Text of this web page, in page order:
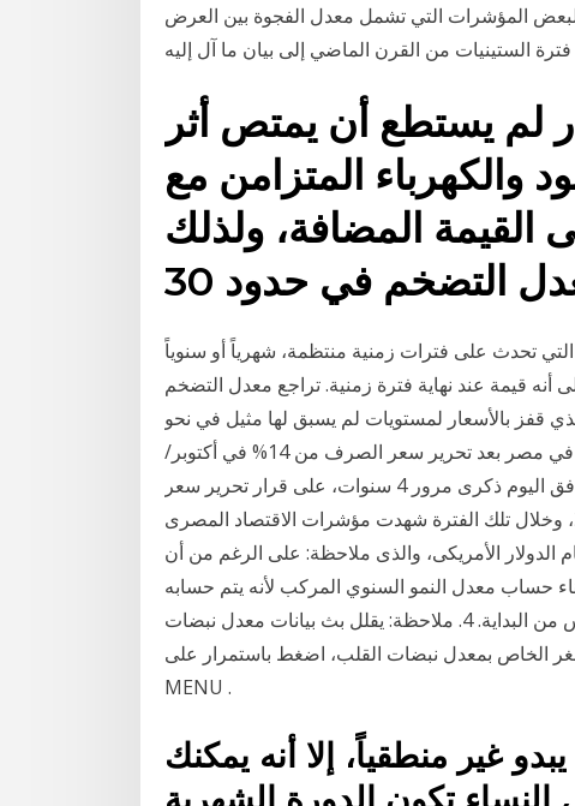
المؤشرات التي تشمل معدل الفجوة بين العرض
الستينيات من القرن الماضي إلى بيان ما آل إليه
لم يستطع أن يمتص أثر
والكهرباء المتزامن مع
القيمة المضافة، ولذلك
التي تحدث على فترات زمنية منتظمة، شهرياً أو سنوياً
قيمة عند نهاية فترة زمنية. تراجع معدل التضخم
قفز بالأسعار لمستويات لم يسبق لها مثيل في نحو
ثلاثة عقود | مصراوى وقفز معدل التضخم السنوي في مصر بعد تحرير سعر الصرف من 14% في أكتوبر/
تشرين الأول 2016، إلى 20.2% في الشهر التالي له. يوافق اليوم ذكرى مرور 4 سنوات، على قرار تحرير سعر
صرف الجنيه "التعويم" والذى تم فى 3 نوفمبر 2016، وخلال تلك الفترة شهدت مؤشرات الاقتصاد المصرى
الدولار الأمريكى، والذى ملاحظة: على الرغم من أن
5 سنوات مدرجة ، إلا أننا سنأخذ في الاعتبار 4 أثناء حساب معدل النمو السنوي المركب لأنه يتم حسابه
من نهاية السنة الأولى إلى نهاية العام الماضي وليس من البداية. 4. ملاحظة: يقلل بث بيانات معدل نبضات
الخاص بمعدل نبضات القلب، اضغط باستمرار على
MENU .
غير منطقياً، إلا أنه يمكنك